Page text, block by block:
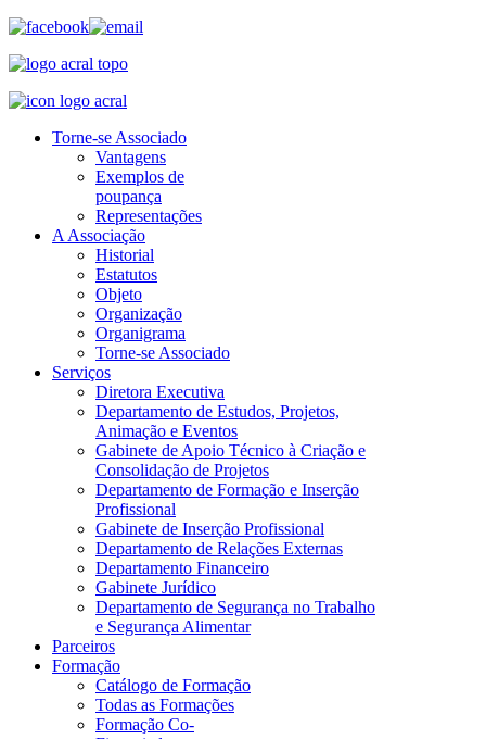
Torne-se Associado
Vantagens
Exemplos de
poupança
Representações
A Associação
Historial
Estatutos
Objeto
Organização
Organigrama
Torne-se Associado
Serviços
Diretora Executiva
Departamento de Estudos, Projetos,
Animação e Eventos
Gabinete de Apoio Técnico à Criação e
Consolidação de Projetos
Departamento de Formação e Inserção
Profissional
Gabinete de Inserção Profissional
Departamento de Relações Externas
Departamento Financeiro
Gabinete Jurídico
Departamento de Segurança no Trabalho
e Segurança Alimentar
Parceiros
Formação
Catálogo de Formação
Todas as Formações
Formação Co-